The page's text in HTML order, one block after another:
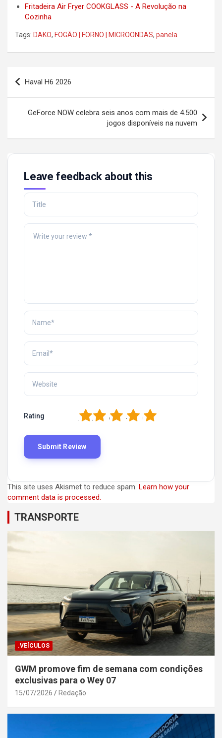
Fritadeira Air Fryer COOKGLASS - A Revolução na
Cozinha
Tags: DAKO, FOGÃO | FORNO | MICROONDAS, panela
Post
navigation
Haval H6 2026
GeForce NOW celebra seis anos com mais de 4.500
jogos disponíveis na nuvem
Leave feedback about this
Rating 5
4
3
2
This site uses Akismet to reduce spam. Learn how your
comment data is processed.
TRANSPORTE
.VEÍCULOS
GWM promove fim de semana com condições
exclusivas para o Wey 07
15/07/2026 Redação